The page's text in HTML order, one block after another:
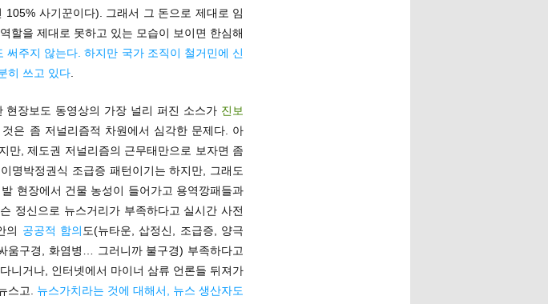
사기꾼이다). 그래서 그 돈으로 제대로 임
할을 제대로 못하고 있는 모습이 보이면 한심해
써주지 않는다. 하지만 국가 조직이 철거민에 신
히 쓰고 있다.
현장보도 동영상의 가장 널리 퍼진 소스가 진보
은 좀 저널리즘적 차원에서 심각한 문제다. 아
만, 제도권 저널리즘의 근무태만으로 보자면 좀
명박정권식 조급증 패턴이기는 하지만, 그래도
현장에서 건물 농성이 들어가고 용역깡패들과
정신으로 뉴스거리가 부족하다고 실시간 사전
의 공공적 함의도(뉴타운, 삽정신, 조급증, 양극
움구경, 화염병… 그러니까 불구경) 부족하다고
니거나, 인터넷에서 마이너 삼류 언론들 뒤져가
스고. 뉴스가치라는 것에 대해서, 뉴스 생산자도